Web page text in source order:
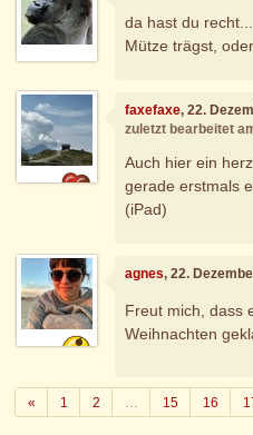
da hast du
Mütze trägst,
faxefaxe, 22.
zuletzt bearbeitet
Auch hier ein
gerade erstmals
(iPad)
agnes, 22.
Freut mich, dass
Weihnachten
«Zurück
1 2 15 16